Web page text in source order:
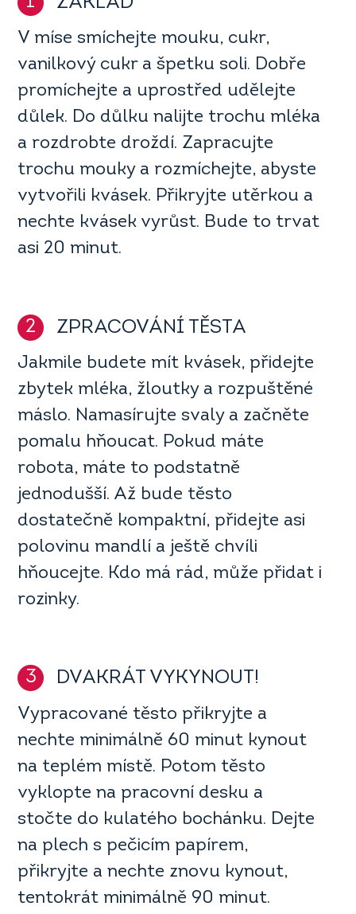
V míse smíchejte mouku, cukr,
vanilkový cukr a špetku soli. Dobře
promíchejte a uprostřed udělejte
důlek. Do důlku nalijte trochu mléka
a rozdrobte droždí. Zapracujte
trochu mouky a rozmíchejte, abyste
vytvořili kvásek. Přikryjte utěrkou a
nechte kvásek vyrůst. Bude to trvat
asi 20 minut.
2 ZPRACOVÁNÍ TĚSTA
Jakmile budete mít kvásek, přidejte
zbytek mléka, žloutky a rozpuštěné
máslo. Namasírujte svaly a začněte
pomalu hňoucat. Pokud máte
robota, máte to podstatně
jednodušší. Až bude těsto
dostatečně kompaktní, přidejte asi
polovinu mandlí a ještě chvíli
hňoucejte. Kdo má rád, může přidat i
rozinky.
3 DVAKRÁT VYKYNOUT!
Vypracované těsto přikryjte a
nechte minimálně 60 minut kynout
na teplém místě. Potom těsto
vyklopte na pracovní desku a
stočte do kulatého bochánku. Dejte
na plech s pečicím papírem,
přikryjte a nechte znovu kynout,
tentokrát minimálně 90 minut.